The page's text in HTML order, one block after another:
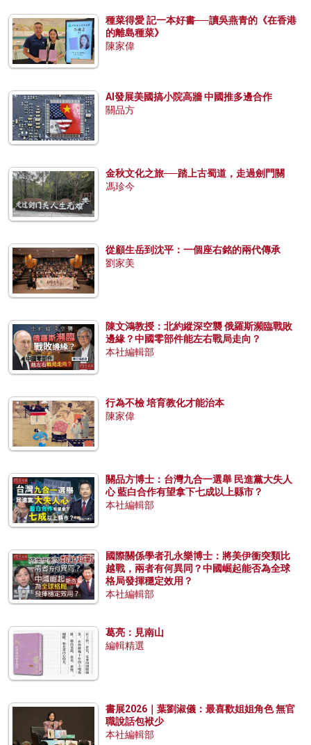
種菜得愛 記一本好書──讀吳燕青的《在香港
的離島種菜》
陳家偉
AI發展美國搞小院高牆 中國推多邊合作
關品方
金秋文化之旅──踏上古蜀道，走過劍門關
馮珍今
從顧生岳到沈平：一個座右銘的兩代傳承
劉家美
陳文鴻教授：北約縱深空襲 俄羅斯瀕臨戰敗
邊緣？中國零部件能左右戰局走向？
本社編輯部
行為不檢 培育教化才能治本
陳家偉
關品方博士：台灣九合一選舉 民進黨大失人
心 藍白合作有望拿下七成以上縣市？
本社編輯部
國際關係學者孔永樂博士：將美伊衝突類比
越戰，兩者有何異同？中國崛起能否為全球
格局發揮穩定效用？
本社編輯部
葛亮：見南山
編輯精選
書展2026｜葉劉淑儀：最喜歡姐姐角色 無官
職說話包袱少
本社編輯部